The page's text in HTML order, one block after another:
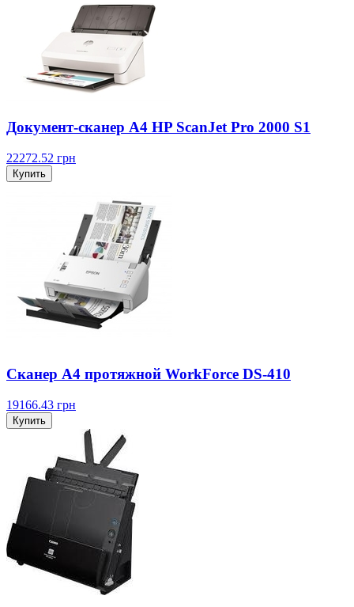
Документ-сканер А4 HP ScanJet Pro 2000 S1
22272.52 грн
Купить
Сканер А4 протяжной WorkForce DS-410
19166.43 грн
Купить